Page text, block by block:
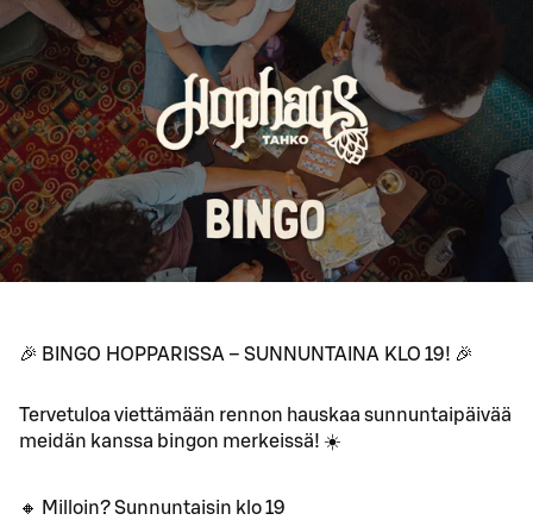
🎉 BINGO HOPPARISSA – SUNNUNTAINA KLO 19! 🎉
Tervetuloa viettämään rennon hauskaa sunnuntaipäivää
meidän kanssa bingon merkeissä! ☀️
🔸 Milloin? Sunnuntaisin klo 19